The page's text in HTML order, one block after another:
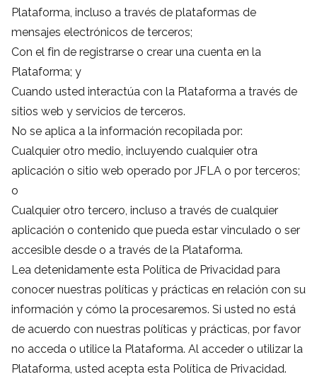
Plataforma, incluso a través de plataformas de
mensajes electrónicos de terceros;
Con el fin de registrarse o crear una cuenta en la
Plataforma; y
Cuando usted interactúa con la Plataforma a través de
sitios web y servicios de terceros.
No se aplica a la información recopilada por:
Cualquier otro medio, incluyendo cualquier otra
aplicación o sitio web operado por JFLA o por terceros;
o
Cualquier otro tercero, incluso a través de cualquier
aplicación o contenido que pueda estar vinculado o ser
accesible desde o a través de la Plataforma.
Lea detenidamente esta Política de Privacidad para
conocer nuestras políticas y prácticas en relación con su
información y cómo la procesaremos. Si usted no está
de acuerdo con nuestras políticas y prácticas, por favor
no acceda o utilice la Plataforma. Al acceder o utilizar la
Plataforma, usted acepta esta Política de Privacidad.